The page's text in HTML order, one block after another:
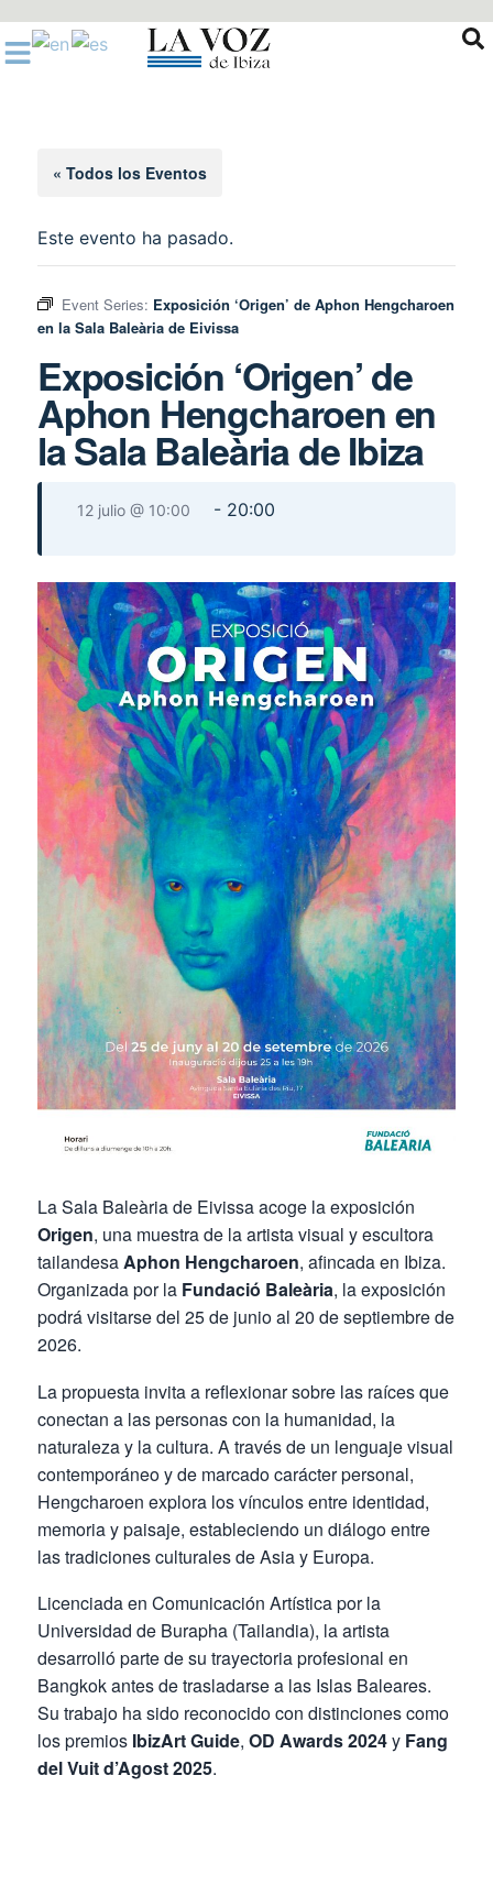
al
contenido
« Todos los Eventos
Este evento ha pasado.
Event Series: Exposición ‘Origen’ de Aphon Hengcharoen
en la Sala Baleària de Eivissa
Exposición ‘Origen’ de
Aphon Hengcharoen en
la Sala Baleària de Ibiza
12 julio @ 10:00 - 20:00
La Sala Baleària de Eivissa acoge la exposición
Origen, una muestra de la artista visual y escultora
tailandesaAphon Hengcharoen, afincada en Ibiza.
Organizada por la Fundació Baleària, la exposición
podrá visitarse del 25 de junio al 20 de septiembre de
2026.
La propuesta invita a reflexionar sobre las raíces que
conectan a las personas con la humanidad, la
naturaleza y la cultura. A través de un lenguaje visual
contemporáneo y de marcado carácter personal,
Hengcharoen explora los vínculos entre identidad,
memoria y paisaje, estableciendo un diálogo entre
las tradiciones culturales de Asia y Europa.
Licenciada en Comunicación Artística por la
Universidad de Burapha (Tailandia), la artista
desarrolló parte de su trayectoria profesional en
Bangkok antes de trasladarse a las Islas Baleares.
Su trabajo ha sido reconocido con distinciones como
los premios IbizArt Guide, OD Awards 2024y Fang
del Vuit d’Agost 2025.